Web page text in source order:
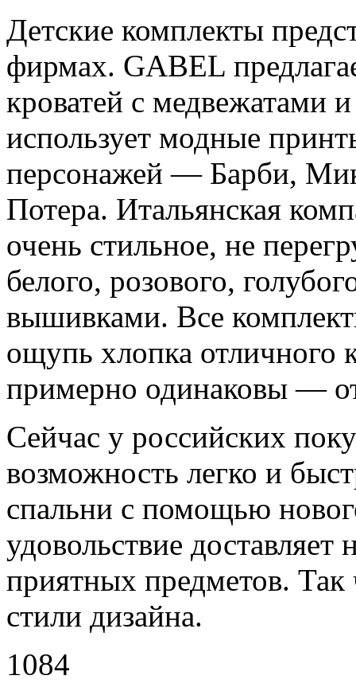
Детские комплекты
фирмах. GABEL
кроватей с медвежатами
использует модные
персонажей — Барби,
Потера. Итальянская
очень стильное, не
белого, розового,
вышивками. Все
ощупь хлопка отличного
примерно одинаковы —
Сейчас у российских
возможность легко и
спальни с помощью
удовольствие
приятных предметов. Так
стили дизайна.
1084